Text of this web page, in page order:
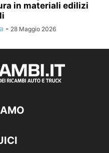
in materiali edilizi
- 28 Maggio 2026